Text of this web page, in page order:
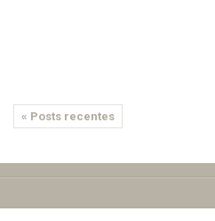
« Posts recentes